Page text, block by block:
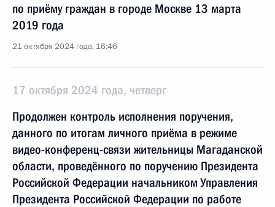
по приёму граждан в городе Москве 13 марта
2019 года
21 октября 2024 года, 16:46
17 октября 2024 года, четверг
Продолжен контроль исполнения поручения,
данного по итогам личного приёма в режиме
видео-конференц-связи жительницы Магаданской
области, проведённого по поручению Президента
Российской Федерации начальником Управления
Президента Российской Федерации по работе